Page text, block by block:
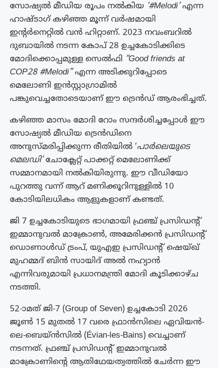
സോഷ്യൽ മീഡിയ രൂപം നൽകിയ ‘#Melodi’എന്ന
ഹാഷ്‌ടാഗ് കഴിഞ്ഞ മൂന്ന് വർഷമായി
ഇൻ്റർനെറ്റിൽ വൻ ഹിറ്റാണ്. 2023 നവംബറിൽ
ദുബായിൽ നടന്ന കോപ് 28 ഉച്ചകോടിക്കിടെ
മോദിക്കൊപ്പമുള്ള സെൽഫി “Good friends at
COP28 #Melodi”എന്ന അടിക്കുറിപ്പോടെ
മെലോണി ഇൻസ്റ്റാഗ്രാമിൽ
പങ്കുവെച്ചതോടെയാണ് ഈ ട്രെൻഡ് ആരംഭിച്ചത്.
കഴിഞ്ഞ മാസം മോദി റോം സന്ദർശിച്ചപ്പോൾ ഈ
സോഷ്യൽ മീഡിയ ട്രെൻഡിനെ
അനുസ്മരിപ്പിക്കുന്ന രീതിയിൽ ‘പാർലെയുടെ
മെലഡി’ചോക്ലേറ്റ് പാക്കറ്റ് മെലോണിക്ക്
സമ്മാനമായി നൽകിയിരുന്നു. ഈ വീഡിയോ
പുറത്തു വന്ന് ആറ് മണിക്കൂറിനുള്ളിൽ 10
കോടിയിലധികം ആളുകളാണ് കണ്ടത്.
ജി 7 ഉച്ചകോടിയുടെ ഭാഗമായി ഫ്രഞ്ച് പ്രസിഡൻ്റ്
ഇമ്മാനുവൽ മാക്രോൺ, അമേരിക്കൻ പ്രസിഡന്റ്
ഡൊണാൾഡ് ട്രംപ്, യുഎഇ പ്രസിഡൻ്റ് ഷെയ്‌ഖ്
മുഹമ്മദ് ബിൻ സായിദ് അൽ നഹ്യാൻ
എന്നിവരുമായി പ്രധാനമന്ത്രി മോദി കൂടിക്കാഴ്ച
നടത്തി.
52-ാമത് ജി-7 (Group of Seven) ഉച്ചകോടി 2026
ജൂൺ 15 മുതൽ 17 വരെ ഫ്രാൻസിലെ ഏവിയൻ-
ലെ-ബെയ്ൻസിൽ (Évian-les-Bains) വെച്ചാണ്
നടന്നത്. ഫ്രഞ്ച് പ്രസിഡന്റ് ഇമ്മാനുവൽ
മാക്രോണിന്റെ ആതിഥേയത്വത്തിൽ ചേർന്ന ഈ